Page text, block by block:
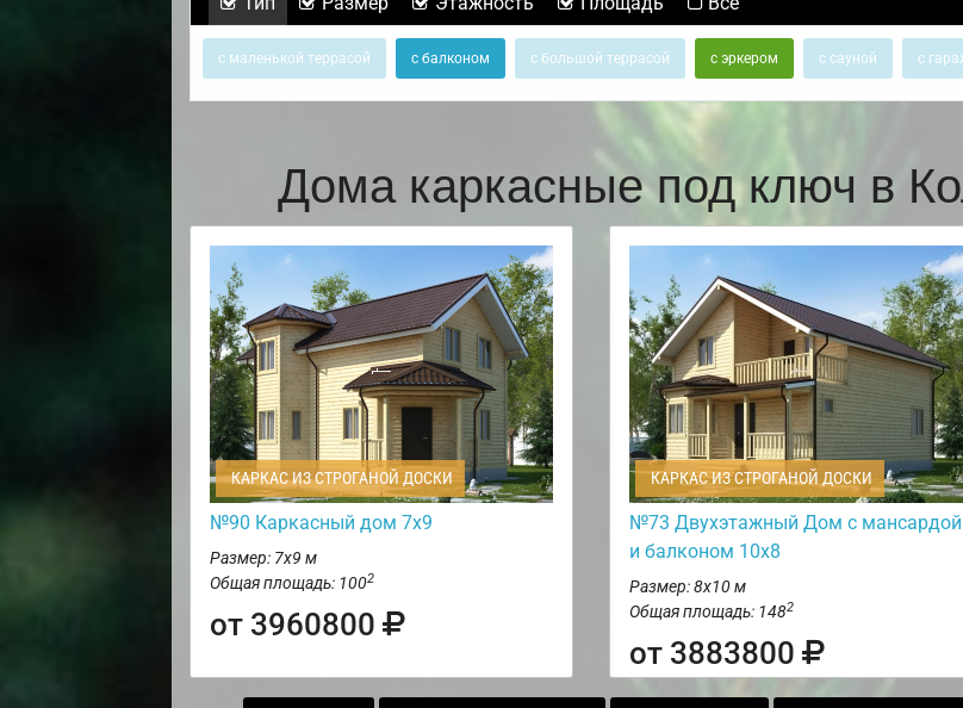
с маленькой террасой с балконом с большой террасой с эркером с сауной с
Дома каркасные под ключ в
КАРКАС ИЗ СТРОГАНОЙ ДОСКИ
№90 Каркасный дом 7х9
Размер: 7х9 м
Общая площадь: 1002
от 3960800
КАРКАС ИЗ СТРОГАНОЙ ДОСКИ
№73 Двухэтажный Дом с мансардой
и балконом 10х8
Размер: 8х10 м
Общая площадь: 1482
от 3883800